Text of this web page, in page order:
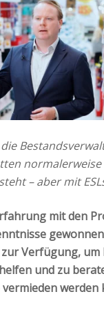
– aber mit
mit den
Verfügung, um
und zu
vermieden werden